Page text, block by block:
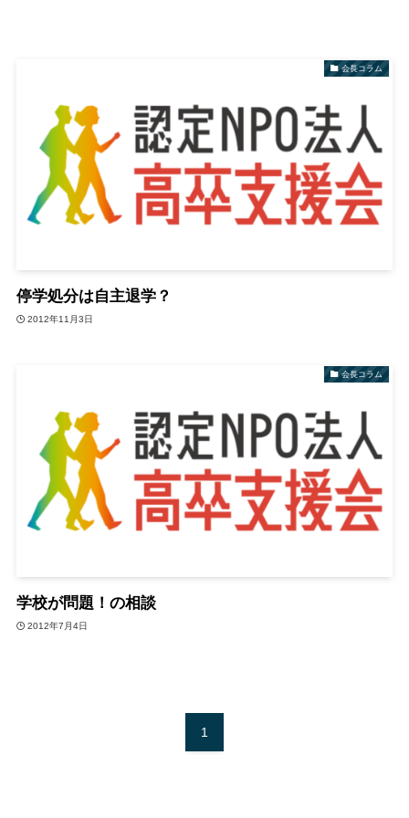
会長コラム
停学処分は自主退学？
2012年11月3日
会長コラム
学校が問題！の相談
2012年7月4日
1